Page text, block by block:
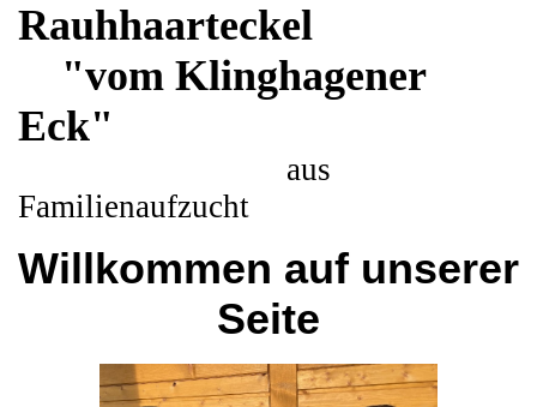
Rauhhaarteckel
"vom Klinghagener
Eck"
aus
Familienaufzucht
Willkommen auf unserer
Seite